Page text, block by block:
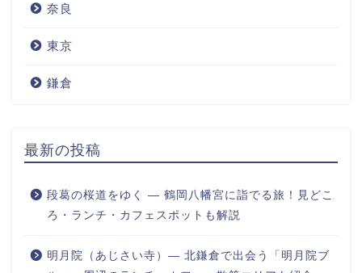
奈良
東京
鎌倉
最新の投稿
段葛の桜道をゆく ― 鶴岡八幡宮に詣でる旅！見どこ
ろ・ランチ・カフェスポットも解説
明月院（あじさい寺）― 北鎌倉で出会う「明月院ブ